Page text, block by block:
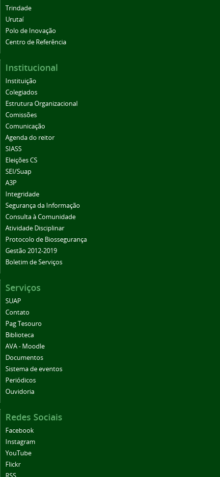
Trindade
Urutaí
Polo de Inovação
Centro de Referência
Institucional
Instituição
Colegiados
Estrutura Organizacional
Comissões
Comunicação
Agenda do reitor
SIASS
Eleições CS
SEI/Suap
A3P
Integridade
Segurança da Informação
Consulta à Comunidade
Atividade Disciplinar
Protocolo de Biossegurança
Gestão 2012-2019
Boletim de Serviços
Serviços
SUAP
Contato
Pag Tesouro
Biblioteca
AVA - Moodle
Documentos
Sistema de eventos
Periódicos
Ouvidoria
Redes Sociais
Facebook
Instagram
YouTube
Flickr